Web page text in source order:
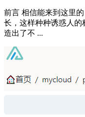
前言 相信能来到这里
长，这样种种诱惑人
造出了不 ...